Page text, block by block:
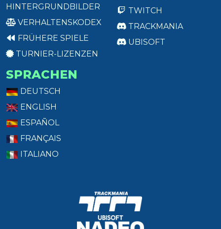
HINTERGRUNDBILDER
VERHALTENSKODEX
FRÜHERE SPIELE
TURNIER-LIZENZEN
TWITCH
TRACKMANIA
UBISOFT
SPRACHEN
DEUTSCH
ENGLISH
ESPAÑOL
FRANÇAIS
ITALIANO